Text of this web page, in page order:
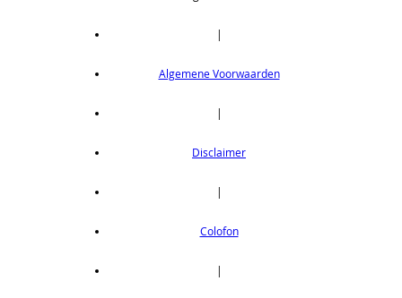
|
Algemene Voorwaarden
|
Disclaimer
|
Colofon
|